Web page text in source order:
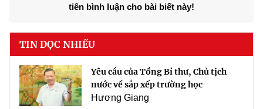
tiên bình luận cho bài biết này!
TIN ĐỌC NHIỀU
Yêu cầu của Tổng Bí thư, Chủ tịch
nước về sắp xếp trường học
Hương Giang